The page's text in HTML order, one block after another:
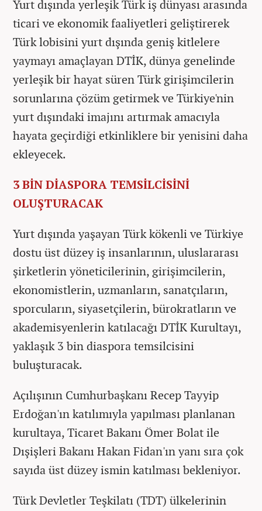
Yurt dışında yerleşik Türk iş dünyası arasında
ticari ve ekonomik faaliyetleri geliştirerek
Türk lobisini yurt dışında geniş kitlelere
yaymayı amaçlayan DTİK, dünya genelinde
yerleşik bir hayat süren Türk girişimcilerin
sorunlarına çözüm getirmek ve Türkiye'nin
yurt dışındaki imajını artırmak amacıyla
hayata geçirdiği etkinliklere bir yenisini daha
ekleyecek.
3 BİN DİASPORA TEMSİLCİSİNİ
OLUŞTURACAK
Yurt dışında yaşayan Türk kökenli ve Türkiye
dostu üst düzey iş insanlarının, uluslararası
şirketlerin yöneticilerinin, girişimcilerin,
ekonomistlerin, uzmanların, sanatçıların,
sporcuların, siyasetçilerin, bürokratların ve
akademisyenlerin katılacağı DTİK Kurultayı,
yaklaşık 3 bin diaspora temsilcisini
buluşturacak.
Açılışının Cumhurbaşkanı Recep Tayyip
Erdoğan'ın katılımıyla yapılması planlanan
kurultaya, Ticaret Bakanı Ömer Bolat ile
Dışişleri Bakanı Hakan Fidan'ın yanı sıra çok
sayıda üst düzey ismin katılması bekleniyor.
Türk Devletler Teşkilatı (TDT) ülkelerinin